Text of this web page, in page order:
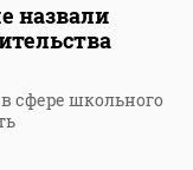
назвали
сфере школьного